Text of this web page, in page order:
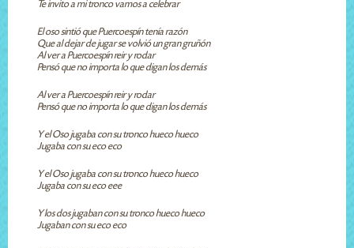
Te invito a mi tronco vamos a celebrar
El oso sintió que Puercoespín tenía razón
Que al dejar de jugar se volvió un gran gruñón
Al ver a Puercoespín reir y rodar
Pensó que no importa lo que digan los demás
Al ver a Puercoespín reir y rodar
Pensó que no importa lo que digan los demás
Y el Oso jugaba con su tronco hueco hueco
Jugaba con su eco eco
Y el Oso jugaba con su tronco hueco hueco
Jugaba con su eco eee
Y los dos jugaban con su tronco hueco hueco
Jugaban con su eco eco